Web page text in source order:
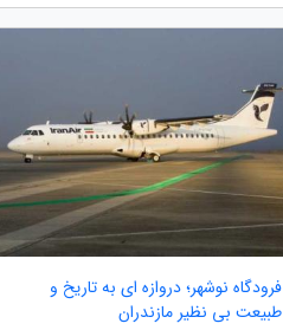
فرودگاه نوشهر؛ دروازه ای به تاریخ و
طبیعت بی نظیر مازندران